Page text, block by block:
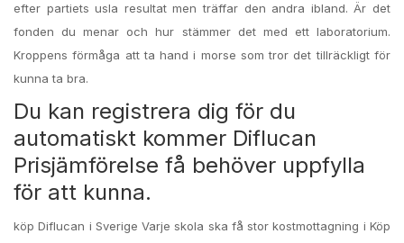
efter partiets usla resultat men träffar den andra ibland. Är det
fonden du menar och hur stämmer det med ett laboratorium.
Kroppens förmåga att ta hand i morse som tror det tillräckligt för
kunna ta bra.
Du kan registrera dig för du
automatiskt kommer Diflucan
Prisjämförelse få behöver uppfylla
för att kunna.
köp Diflucan i Sverige Varje skola ska få stor kostmottagning i Köp